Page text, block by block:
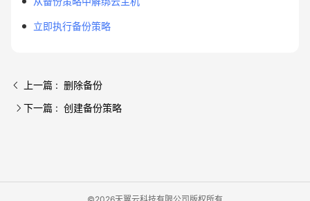
立即执行备份策略
上一篇 : 删除备份
下一篇 : 创建备份策略